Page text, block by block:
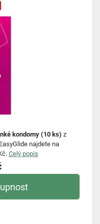
kondomy (10 ks) z
najdete na
Celý popis